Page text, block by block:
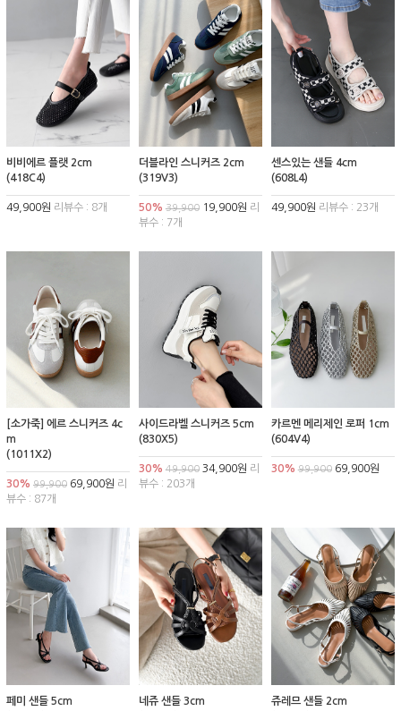
비비에르 플랫 2cm
(418C4)
49,900원 리뷰수 : 8개
더블라인 스니커즈 2cm
(319V3)
50% 39,90019,900원 리
뷰수 : 7개
센스있는 샌들 4cm
(608L4)
49,900원 리뷰수 : 23개
[소가죽] 에르 스니커즈 4c
m
(1011X2)
30% 99,900 69,900원 리
뷰수 : 87개
사이드라벨 스니커즈 5cm
(830X5)
30% 49,90034,900원 리
뷰수 : 203개
카르멘 메리제인 로퍼 1cm
(604V4)
30% 99,90069,900원
페미 샌들 5cm
네쥬 샌들 3cm
쥬레므 샌들 2cm